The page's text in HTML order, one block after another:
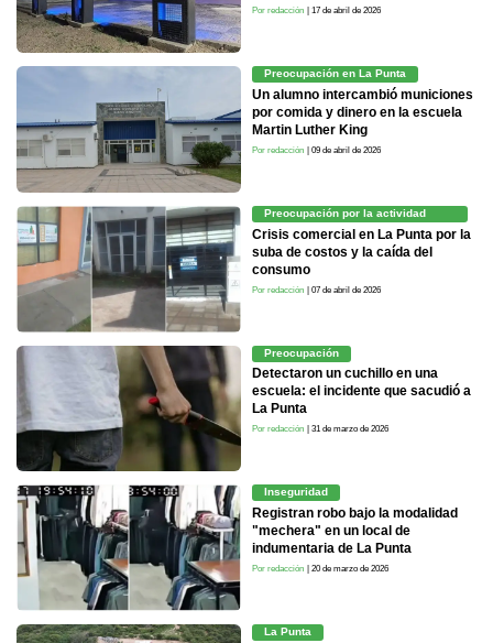
Por redacción | 17 de abril de 2026
Preocupación en La Punta
Un alumno intercambió municiones
por comida y dinero en la escuela
Martin Luther King
Por redacción | 09 de abril de 2026
Preocupación por la actividad
económica
Crisis comercial en La Punta por la
suba de costos y la caída del
consumo
Por redacción | 07 de abril de 2026
Preocupación
Detectaron un cuchillo en una
escuela: el incidente que sacudió a
La Punta
Por redacción | 31 de marzo de 2026
Inseguridad
Registran robo bajo la modalidad
"mechera" en un local de
indumentaria de La Punta
Por redacción | 20 de marzo de 2026
La Punta